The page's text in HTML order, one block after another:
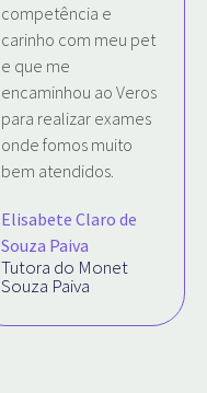
competência e
carinho com meu pet
e que me
encaminhou ao Veros
para realizar exames
onde fomos muito
bem atendidos.
Elisabete Claro de
Souza Paiva
Tutora do Monet
Souza Paiva